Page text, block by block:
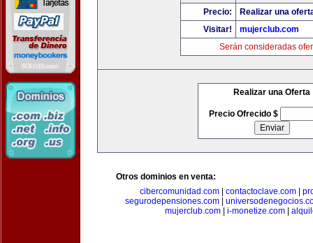
Precio:
Realizar una
Visitar!
mujerclub.com
Serán consideradas
Realizar una Oferta
Precio Ofrecido $
Otros dominios en venta:
cibercomunidad.com
contactoclave.com
segurodepensiones.com
mujerclub.com
i-monetize.com